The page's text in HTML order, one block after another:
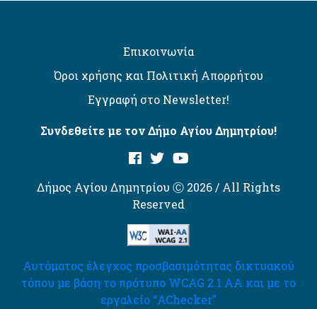
Επικοινωνία
Όροι χρήσης και Πολιτική Απορρήτου
Εγγραφή στο Newsletter!
Συνδεθείτε με τον Δήμο Αγίου Δημητρίου!
Δήμος Αγίου Δημητρίου Ⓒ 2026 / All Rights
Reserved
Αυτόματος έλεγχος προσβασιμότητας δικτυακού
τόπου με βάση το πρότυπο WCAG 2.1 AA και με το
εργαλείο “AChecker”